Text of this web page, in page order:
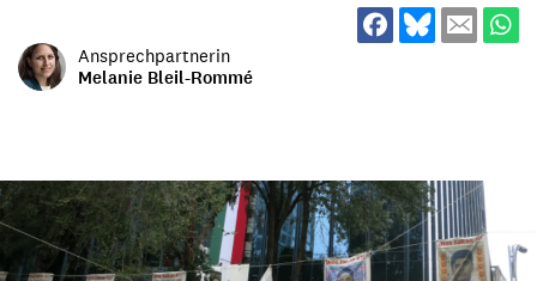
Ansprechpartnerin
Melanie Bleil-Rommé